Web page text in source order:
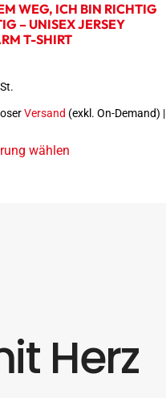
WEG, ICH BIN RICHTIG
– UNISEX JERSEY
T-SHIRT
Versand (exkl. On-Demand) |
wählen
Herz